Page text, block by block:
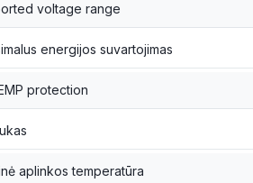
voltage range
energijos suvartojimas
protection
aplinkos temperatūra